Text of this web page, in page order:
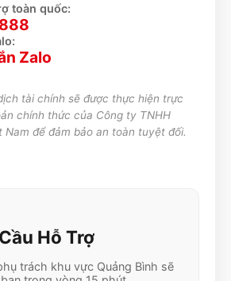
toàn quốc:
Zalo
tài chính sẽ được thực hiện trực
chính thức của Công ty TNHH
Nam để đảm bảo an toàn tuyệt đối.
Hỗ Trợ
trách khu vực Quảng Bình sẽ